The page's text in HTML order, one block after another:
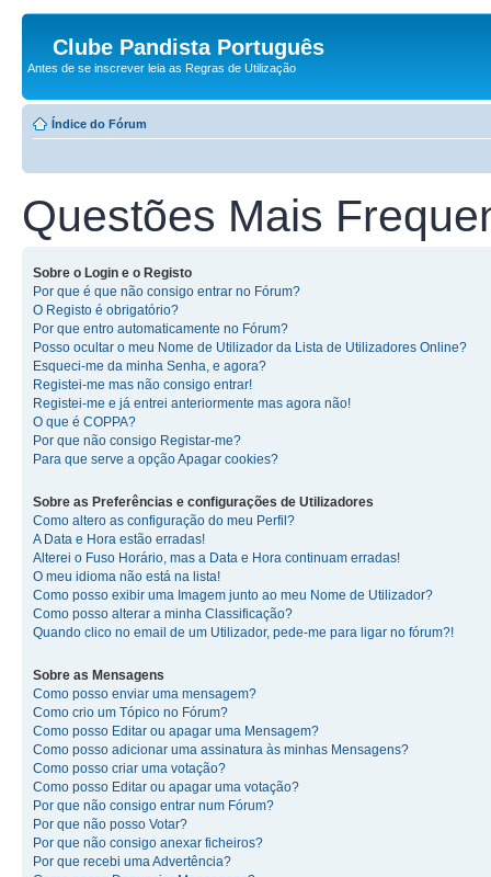
Clube Pandista Português
Antes de se inscrever leia as Regras de Utilização
Índice do Fórum
Questões Mais
Sobre o Login e o Registo
Por que é que não consigo entrar no Fórum?
O Registo é obrigatório?
Por que entro automaticamente no Fórum?
Posso ocultar o meu Nome de Utilizador da Lista de Utilizadores Online?
Esqueci-me da minha Senha, e agora?
Registei-me mas não consigo entrar!
Registei-me e já entrei anteriormente mas agora não!
O que é COPPA?
Por que não consigo Registar-me?
Para que serve a opção Apagar cookies?
Sobre as Preferências e configurações de Utilizadores
Como altero as configuração do meu Perfil?
A Data e Hora estão erradas!
Alterei o Fuso Horário, mas a Data e Hora continuam erradas!
O meu idioma não está na lista!
Como posso exibir uma Imagem junto ao meu Nome de Utilizador?
Como posso alterar a minha Classificação?
Quando clico no email de um Utilizador, pede-me para ligar no fórum?!
Sobre as Mensagens
Como posso enviar uma mensagem?
Como crio um Tópico no Fórum?
Como posso Editar ou apagar uma Mensagem?
Como posso adicionar uma assinatura às minhas Mensagens?
Como posso criar uma votação?
Como posso Editar ou apagar uma votação?
Por que não consigo entrar num Fórum?
Por que não posso Votar?
Por que não consigo anexar ficheiros?
Por que recebi uma Advertência?